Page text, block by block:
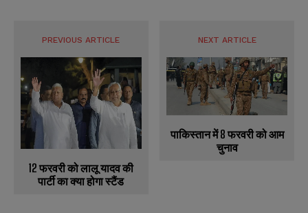
PREVIOUS ARTICLE
12 फरवरी को लालू यादव की
पार्टी का क्या होगा स्टैंड
NEXT ARTICLE
पाकिस्तान में 8 फरवरी को आम
चुनाव